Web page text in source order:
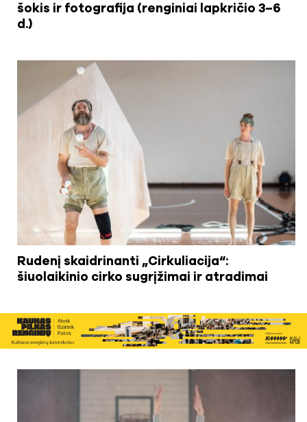
šokis ir fotografija (renginiai lapkričio 3–6
d.)
Rudenį skaidrinanti „Cirkuliacija“:
šiuolaikinio cirko sugrįžimai ir atradimai